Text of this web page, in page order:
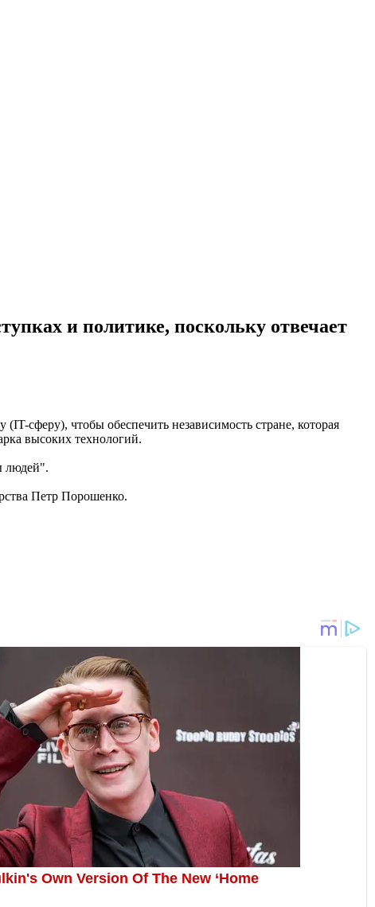
и политике, поскольку отвечает
сферу), чтобы обеспечить независимость стране, которая
высоких технологий.
людей".
Петр Порошенко.